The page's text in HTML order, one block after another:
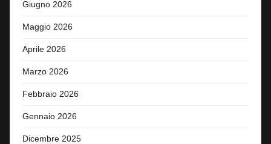
Giugno 2026
Maggio 2026
Aprile 2026
Marzo 2026
Febbraio 2026
Gennaio 2026
Dicembre 2025